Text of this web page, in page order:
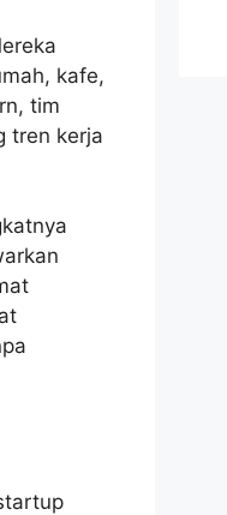
kafe,
tim
tren kerja